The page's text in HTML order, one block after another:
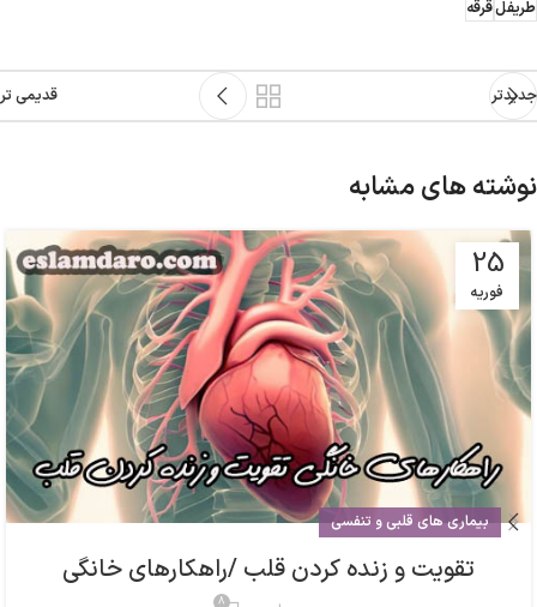
طریفلقرقه
جدیدتر قدیمی تر
نوشته های مشابه
25
فوریه
بیماری های قلبی و تنفسی
تقویت و زنده کردن قلب /راهکارهای خانگی
8